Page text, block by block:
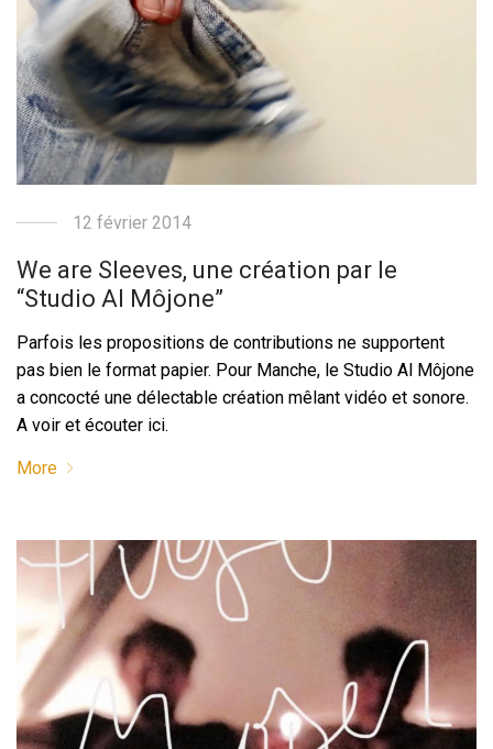
12 février 2014
We are Sleeves, une création par le
“Studio Al Môjone”
Parfois les propositions de contributions ne supportent
pas bien le format papier. Pour Manche, le Studio Al Môjone
a concocté une délectable création mêlant vidéo et sonore.
A voir et écouter ici.
More